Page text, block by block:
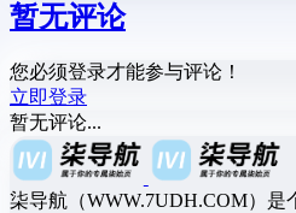
暂无评论
您必须登录才能参与评论！
立即登录
暂无评论...
柒导航（WWW.7UDH.COM）